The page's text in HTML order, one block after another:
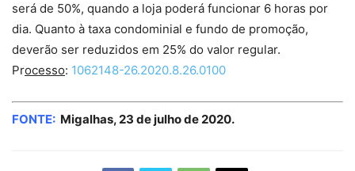
será de 50%, quando a loja poderá funcionar 6 horas por
dia. Quanto à taxa condominial e fundo de promoção,
deverão ser reduzidos em 25% do valor regular.
Processo: 1062148-26.2020.8.26.0100
FONTE: Migalhas, 23 de julho de 2020.